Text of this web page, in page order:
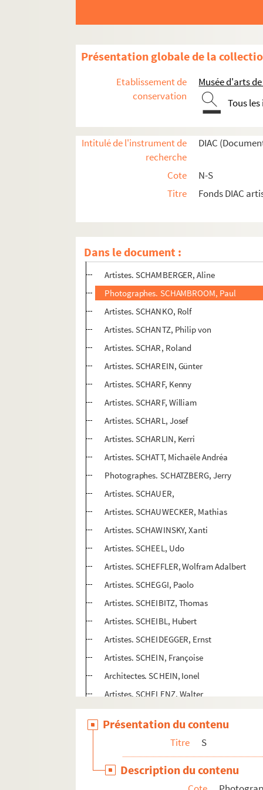
Présentation globale de la
Etablissement de
conservation
Musée d'arts
Tous
Intitulé de l'instrument de
recherche
DIAC
Cote
N-S
Titre
Fonds DIAC
Dans le document :
Photographes. SCHABUS, Hans
Artistes. SCHAD, Robert
Photographes. SCHADEBERG, Jurgen
Photographes. SCHAEFER, Anne
Artistes. SCHAERF, Eran
Artistes. SCHAFHAUSEN, Nicolaus
Artistes. SCHALL, Lothar
Artistes. SCHALLER, André
Artistes. SCHAMBERGER, Aline
Photographes. SCHAMBROOM, Paul
Artistes. SCHANKO, Rolf
Artistes. SCHANTZ, Philip von
Artistes. SCHAR, Roland
Artistes. SCHAREIN, Günter
Artistes. SCHARF, Kenny
Artistes. SCHARF, William
Artistes. SCHARL, Josef
Artistes. SCHARLIN, Kerri
Artistes. SCHATT, Michaële Andréa
Photographes. SCHATZBERG, Jerry
Artistes. SCHAUER,
Artistes. SCHAUWECKER, Mathias
Artistes. SCHAWINSKY, Xanti
Artistes. SCHEEL, Udo
Artistes. SCHEFFLER, Wolfram Adalbert
Artistes. SCHEGGI, Paolo
Artistes. SCHEIBITZ, Thomas
Artistes. SCHEIBL, Hubert
Artistes. SCHEIDEGGER, Ernst
Artistes. SCHEIN, Françoise
Architectes. SCHEIN, Ionel
Artistes. SCHELENZ, Walter
Artistes. SCHELLE, Susan
Architectes. SCHEMPP, Dieter
Artistes. SCHENDEL, Mira
Artistes. SCHEPS, Marc
Présentation du contenu
Titre S
Description du contenu